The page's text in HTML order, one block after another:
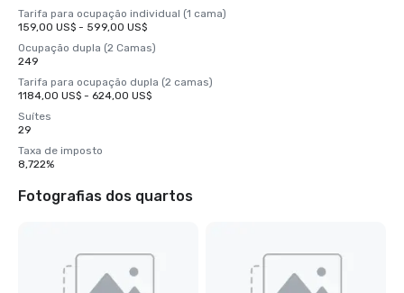
Tarifa para ocupação individual (1 cama)
159,00 US$ - 599,00 US$
Ocupação dupla (2 Camas)
249
Tarifa para ocupação dupla (2 camas)
1184,00 US$ - 624,00 US$
Suítes
29
Taxa de imposto
8,722%
Fotografias dos quartos